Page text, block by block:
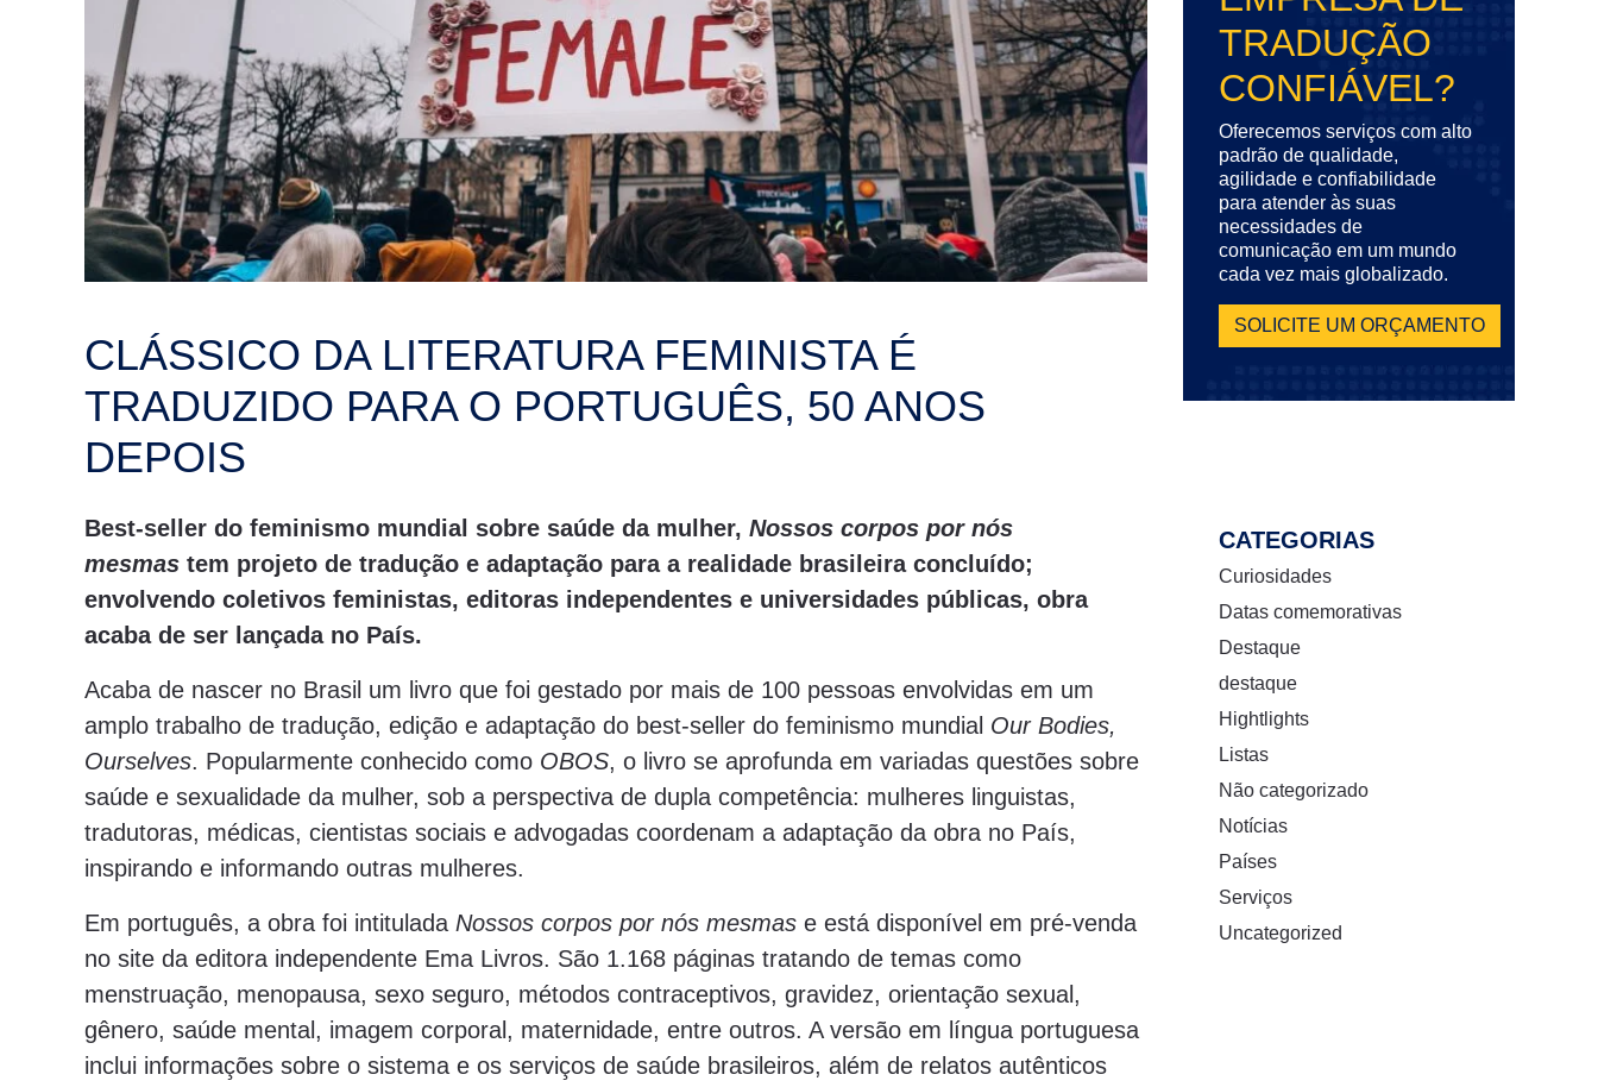
CLÁSSICO DA LITERATURA FEMINISTA É
TRADUZIDO PARA O PORTUGUÊS, 50 ANOS
DEPOIS
Best-seller do feminismo mundial sobre saúde da mulher, Nossos corpos por nós
mesmastem projeto de tradução e adaptação para a realidade brasileira concluído;
envolvendo coletivos feministas, editoras independentes e universidades públicas, obra
acaba de ser lançada no País.
Acaba de nascer no Brasil um livro que foi gestado por mais de 100 pessoas envolvidas em um
amplo trabalho de tradução, edição e adaptação do best-seller do feminismo mundial Our Bodies,
Ourselves. Popularmente conhecido como OBOS, o livro se aprofunda em variadas questões sobre
saúde e sexualidade da mulher, sob a perspectiva de dupla competência: mulheres linguistas,
tradutoras, médicas, cientistas sociais e advogadas coordenam a adaptação da obra no País,
inspirando e informando outras mulheres.
Em português, a obra foi intitulada Nossos corpos por nós mesmase está disponível em pré-venda
no site da editora independente Ema Livros. São 1.168 páginas tratando de temas como
menstruação, menopausa, sexo seguro, métodos contraceptivos, gravidez, orientação sexual,
gênero, saúde mental, imagem corporal, maternidade, entre outros. A versão em língua portuguesa
inclui informações sobre o sistema e os serviços de saúde brasileiros, além de relatos autênticos
TRADUÇÃO
CONFIÁVEL?
Oferecemos serviços com alto
padrão de qualidade,
agilidade e confiabilidade
para atender às suas
necessidades de
comunicação em um mundo
cada vez mais globalizado.
SOLICITE UM ORÇAMENTO
CATEGORIAS
Curiosidades
Datas comemorativas
Destaque
destaque
Hightlights
Listas
Não categorizado
Notícias
Países
Serviços
Uncategorized